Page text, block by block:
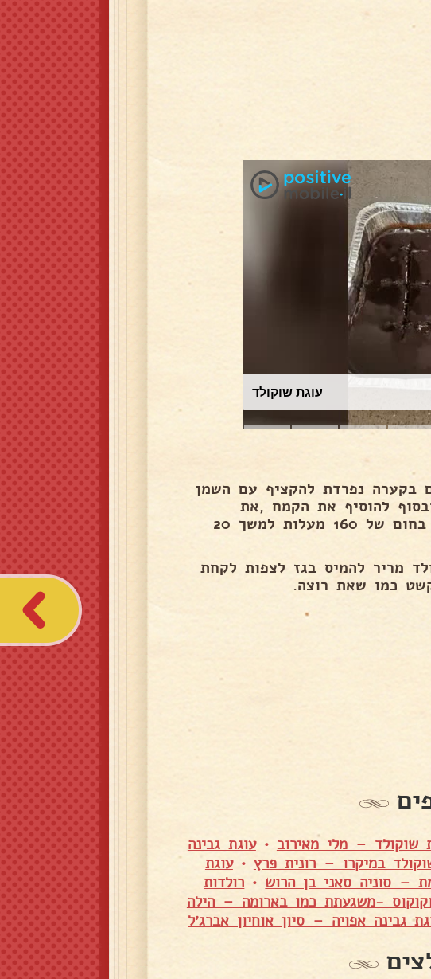
עוגת שוקולד
בקערה נפרדת להקציף עם השמן
להוסיף את הקמח ,את
החלבונים להוסיף בסוף בצורת עטיפה! לאפות בחום של 160 מעלות למשך 20
: חצי שמנת מתוקה עם 2 שוקולד מריר להמיס בגז לצפות לקחת
כמו שאת רוצה.
שוקולד – מלי מאירוב •עוגת גבינה
במיקרו – רונית פרץ •עוגת
– סוניה סאני בן הרוש • רולדות
-משגעתת כמו בארומה – הילה
גבינה אפויה – סיון אוחיון אברג׳ל